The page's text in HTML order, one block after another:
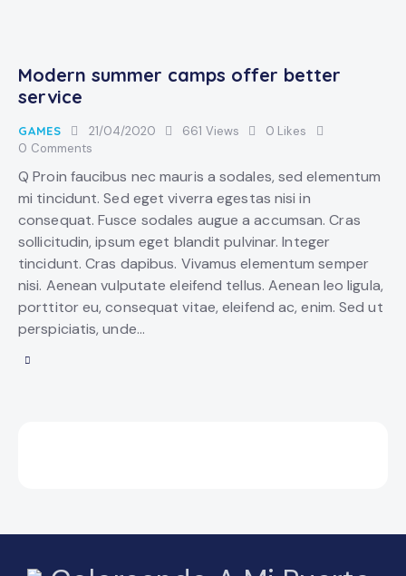
Modern summer camps offer better
service
GAMES 21/04/2020 661 Views 0 Likes
0 Comments
Q Proin faucibus nec mauris a sodales, sed elementum
mi tincidunt. Sed eget viverra egestas nisi in
consequat. Fusce sodales augue a accumsan. Cras
sollicitudin, ipsum eget blandit pulvinar. Integer
tincidunt. Cras dapibus. Vivamus elementum semper
nisi. Aenean vulputate eleifend tellus. Aenean leo ligula,
porttitor eu, consequat vitae, eleifend ac, enim. Sed ut
perspiciatis, unde…